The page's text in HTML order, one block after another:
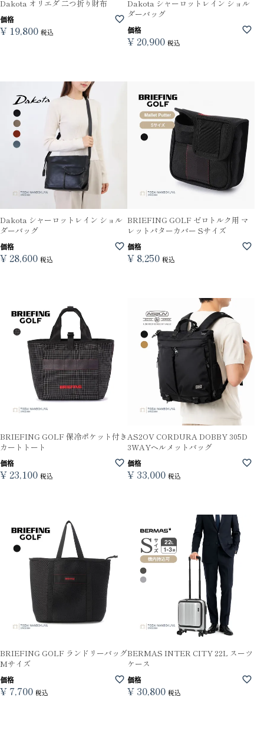
Dakota オリエダ 二つ折り財布
価格
¥ 19,800 税込
Dakota シャーロットレイン ショル
ダーバッグ
価格
¥ 20,900 税込
Dakota シャーロットレイン ショル
ダーバッグ
価格
¥ 28,600 税込
BRIEFING GOLF ゼロトルク用 マ
レットパターカバー Sサイズ
価格
¥ 8,250 税込
BRIEFING GOLF 保冷ポケット付き
カートトート
価格
¥ 23,100 税込
AS2OV CORDURA DOBBY 305D
3WAYヘルメットバッグ
価格
¥ 33,000 税込
BRIEFING GOLF ランドリーバッグ
Mサイズ
価格
¥ 7,700 税込
BERMAS INTER CITY 22L スーツ
ケース
価格
¥ 30,800 税込